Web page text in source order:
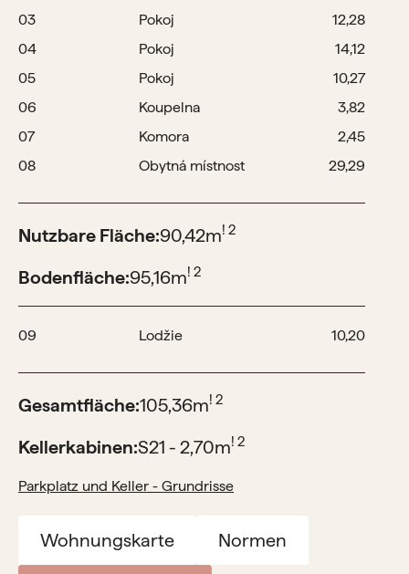
03
Pokoj
12,28
04
Pokoj
14,12
05
Pokoj
10,27
06
Koupelna
3,82
07
Komora
2,45
08
Obytná místnost 29,29
Nutzbare Fläche:90,42m! 2
Bodenfläche:95,16m! 2
09 Lodžie 10,20
Gesamtfläche:105,36m! 2
Kellerkabinen:S21 - 2,70m! 2
Parkplatz und Keller - Grundrisse
Wohnungskarte Normen